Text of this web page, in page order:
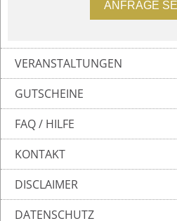
VERANSTALTUNGEN
GUTSCHEINE
FAQ / HILFE
KONTAKT
DISCLAIMER
DATENSCHUTZ